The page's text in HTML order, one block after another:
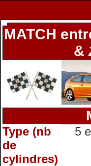
MATCH
&
Type (nb
de
cylindres)
5